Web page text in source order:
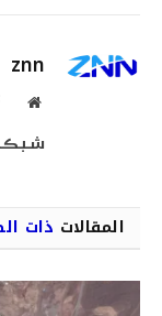
znn
المقالات ذات